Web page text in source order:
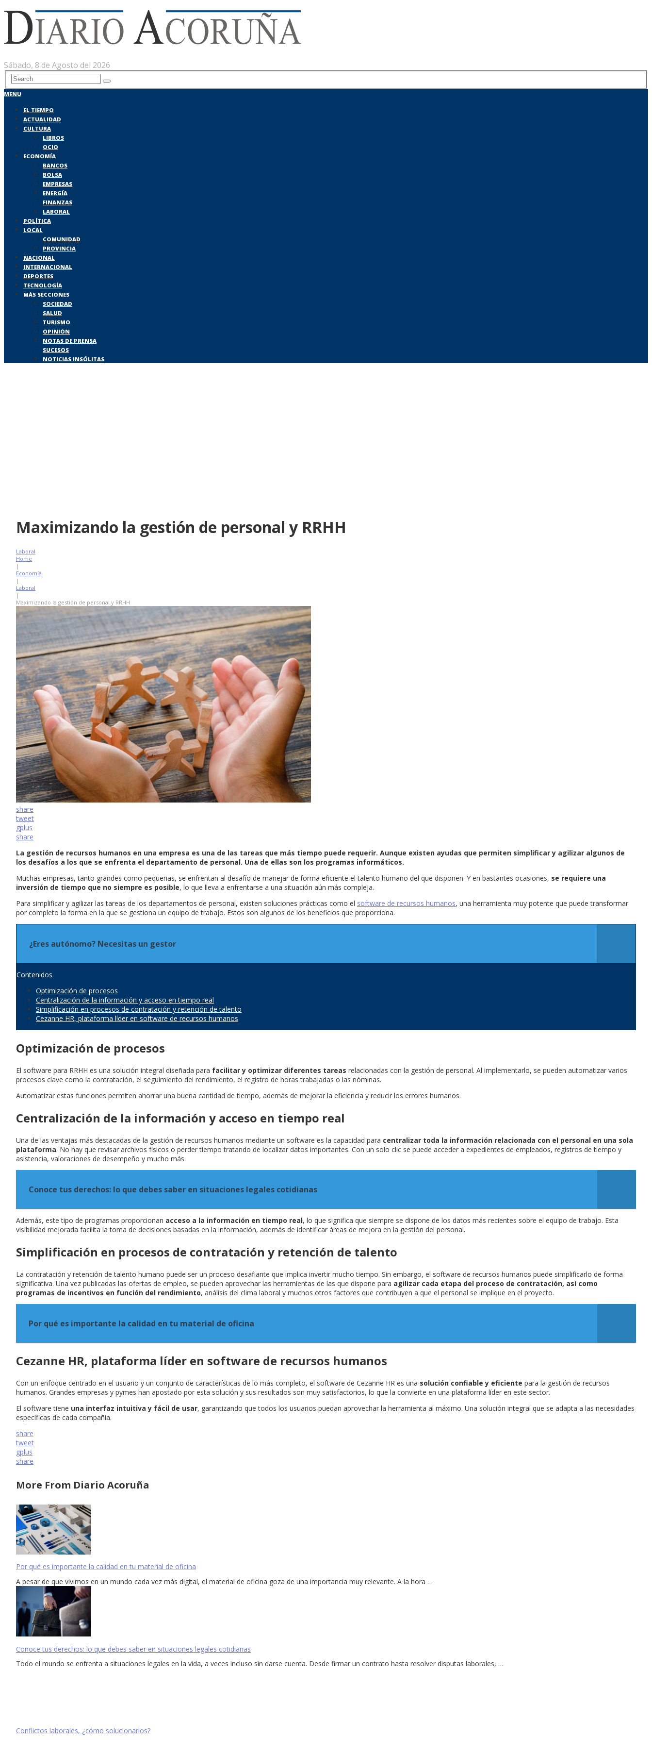
Sábado, 8 de Agosto del 2026
MENU
EL TIEMPO
ACTUALIDAD
CULTURA
LIBROS
OCIO
ECONOMÍA
BANCOS
BOLSA
EMPRESAS
ENERGÍA
FINANZAS
LABORAL
POLÍTICA
LOCAL
COMUNIDAD
PROVINCIA
NACIONAL
INTERNACIONAL
DEPORTES
TECNOLOGÍA
MÁS SECCIONES
SOCIEDAD
SALUD
TURISMO
OPINIÓN
NOTAS DE PRENSA
SUCESOS
NOTICIAS INSÓLITAS
Maximizando la gestión de personal y RRHH
Laboral
Home
|
Economía
|
Laboral
|
Maximizando la gestión de personal y RRHH
share
tweet
gplus
share
La gestión de recursos humanos en una empresa es una de las tareas que más tiempo puede requerir. Aunque existen ayudas que permiten simplificar y agilizar algunos de
los desafíos a los que se enfrenta el departamento de personal. Una de ellas son los programas informáticos.
Muchas empresas, tanto grandes como pequeñas, se enfrentan al desafío de manejar de forma eficiente el talento humano del que disponen. Y en bastantes ocasiones, se requiere una
inversión de tiempo que no siempre es posible, lo que lleva a enfrentarse a una situación aún más compleja.
Para simplificar y agilizar las tareas de los departamentos de personal, existen soluciones prácticas como el software de recursos humanos, una herramienta muy potente que puede transformar
por completo la forma en la que se gestiona un equipo de trabajo. Estos son algunos de los beneficios que proporciona.
¿Eres autónomo? Necesitas un gestor
Contenidos
Optimización de procesos
Centralización de la información y acceso en tiempo real
Simplificación en procesos de contratación y retención de talento
Cezanne HR, plataforma líder en software de recursos humanos
Optimización de procesos
El software para RRHH es una solución integral diseñada para facilitar y optimizar diferentes tareas relacionadas con la gestión de personal. Al implementarlo, se pueden automatizar varios
procesos clave como la contratación, el seguimiento del rendimiento, el registro de horas trabajadas o las nóminas.
Automatizar estas funciones permiten ahorrar una buena cantidad de tiempo, además de mejorar la eficiencia y reducir los errores humanos.
Centralización de la información y acceso en tiempo real
Una de las ventajas más destacadas de la gestión de recursos humanos mediante un software es la capacidad para centralizar toda la información relacionada con el personal en una sola
plataforma. No hay que revisar archivos físicos o perder tiempo tratando de localizar datos importantes. Con un solo clic se puede acceder a expedientes de empleados, registros de tiempo y
asistencia, valoraciones de desempeño y mucho más.
Conoce tus derechos: lo que debes saber en situaciones legales cotidianas
Además, este tipo de programas proporcionan acceso a la información en tiempo real, lo que significa que siempre se dispone de los datos más recientes sobre el equipo de trabajo. Esta
visibilidad mejorada facilita la toma de decisiones basadas en la información, además de identificar áreas de mejora en la gestión del personal.
Simplificación en procesos de contratación y retención de talento
La contratación y retención de talento humano puede ser un proceso desafiante que implica invertir mucho tiempo. Sin embargo, el software de recursos humanos puede simplificarlo de forma
significativa. Una vez publicadas las ofertas de empleo, se pueden aprovechar las herramientas de las que dispone para agilizar cada etapa del proceso de contratación, así como
programas de incentivos en función del rendimiento, análisis del clima laboral y muchos otros factores que contribuyen a que el personal se implique en el proyecto.
Por qué es importante la calidad en tu material de oficina
Cezanne HR, plataforma líder en software de recursos humanos
Con un enfoque centrado en el usuario y un conjunto de características de lo más completo, el software de Cezanne HR es una solución confiable y eficiente para la gestión de recursos
humanos. Grandes empresas y pymes han apostado por esta solución y sus resultados son muy satisfactorios, lo que la convierte en una plataforma líder en este sector.
El software tiene una interfaz intuitiva y fácil de usar, garantizando que todos los usuarios puedan aprovechar la herramienta al máximo. Una solución integral que se adapta a las necesidades
específicas de cada compañía.
share
tweet
gplus
share
More From Diario Acoruña
Por qué es importante la calidad en tu material de oficina
A pesar de que vivimos en un mundo cada vez más digital, el material de oficina goza de una importancia muy relevante. A la hora …
Conoce tus derechos: lo que debes saber en situaciones legales cotidianas
Todo el mundo se enfrenta a situaciones legales en la vida, a veces incluso sin darse cuenta. Desde firmar un contrato hasta resolver disputas laborales, …
Conflictos laborales, ¿cómo solucionarlos?